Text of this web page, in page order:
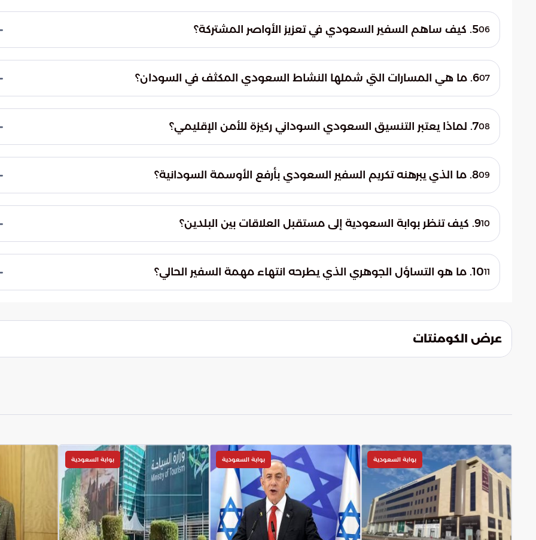
ثانياً، الزخم الدولي من خلال الدور السعودي المحوري في المنظمات الإقليمية لدعم قضايا السودان.
ثالثاً، التسهيلات المتبادلة والتعاون المثمر لإنجاح المبادرات المشتركة بين البلدين.
065. كيف ساهم السفير السعودي في تعزيز الأواصر المشتركة؟
نحو استقرار أكبر. وقد عمل على تنسيق المواقف المشرفة للمملكة التي شكلت حائط صد لدعم
المؤسسات الوطنية السودانية في مختلف المنعطفات التاريخية الصعبة.
076. ما هي المسارات التي شملها النشاط السعودي المكثف في السودان؟
والمسار التنموي. وضعت المملكة بصمتها من خلال برامج شاملة تهدف إلى تخفيف المعاناة ودعم
البنية التحتية، مما أرسى قاعدة متينة للعمل الدبلوماسي المستقبلي بين البلدين الشقيقين.
087. لماذا يعتبر التنسيق السعودي السوداني ركيزة للأمن الإقليمي؟
منطقة البحر الأحمر. نظراً للموقع الاستراتيجي للسودان والدور القيادي للمملكة، فإن تكاملهما يضمن
مواجهة التهديدات الأمنية وتأمين الممرات المائية الحيوية للتجارة العالمية.
098. ما الذي يبرهنه تكريم السفير السعودي بأرفع الأوسمة السودانية؟
على المصالح العابرة، بل على أساس المصير المشترك والأخوة الصادقة، حيث تقدر القيادة السودانية
وقوف المملكة الدائم بجانبها في كافة الظروف والمواقف الصعبة.
109. كيف تنظر بوابة السعودية إلى مستقبل العلاقات بين البلدين؟
القواعد المتينة التي أرسيت خلال الفترة الماضية تؤسس لمرحلة جديدة من الشراكة الاستراتيجية التي
ستمكن البلدين من مواجهة التحديات الإقليمية المتسارعة بفعالية واقتدار.
1110. ما هو التساؤل الجوهري الذي يطرحه انتهاء مهمة السفير الحالي؟
الدبلوماسي بما يخدم مصلحة الشعبين والأمن والاستقرار في المنطقة العربية.
عرض الكومنتات
بوابة السعودية بوابة السعودية بوابة السعودية